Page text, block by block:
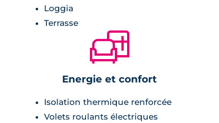
3ème ligne de métro à 8 minutes,
gare de Toulouse Matabiau à 15 minutes.
Loggia
Terrasse
🛋
Energie et confort
Isolation thermique renforcée
Volets roulants électriques